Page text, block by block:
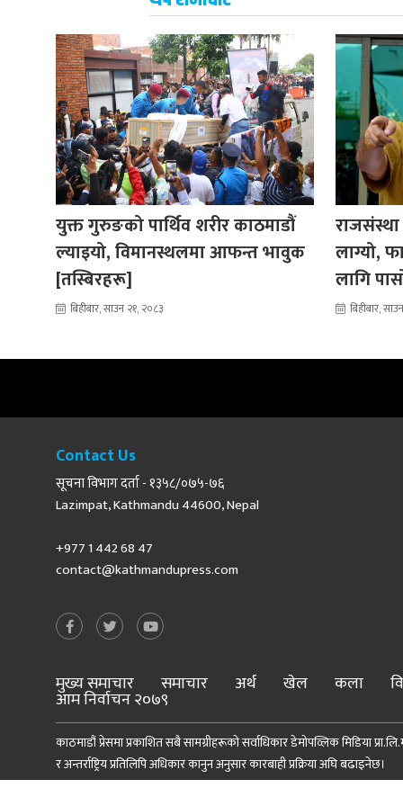
युक्त गुरुङको पार्थिव शरीर काठमाडौं
ल्याइयो, विमानस्थलमा आफन्त भावुक
[तस्बिरहरू]
बिहीबार, साउन २१, २०८३
लाग्यो,
लागि
बिहीबार,
Contact Us
सूचना विभाग दर्ता - १३५८/०७५-७६
Lazimpat, Kathmandu 44600, Nepal
+977 1 442 68 47
contact@kathmandupress.com
मुख्य समाचार समाचार अर्थ खेल कला
आम निर्वाचन २०७९
काठमाडौं प्रेसमा प्रकाशित सबै सामग्रीहरूको सर्वाधिकार डेमोपव्लिक मिडिया
र अन्तर्राष्ट्रिय प्रतिलिपि अधिकार कानुन अनुसार कारबाही प्रक्रिया अघि बढाइनेछ।